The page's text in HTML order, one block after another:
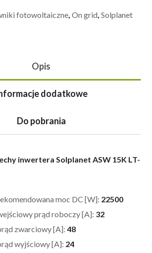
fotowoltaiczne ,On grid ,Solplanet
Opis
dodatkowe
Do pobrania
inwertera Solplanet ASW 15K LT-
moc DC [W]: 22500
prąd roboczy [A]: 32
zwarciowy [A]:48
wyjściowy [A]: 24